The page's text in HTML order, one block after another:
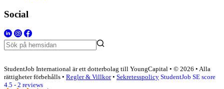
Social
StudentJob International är ett dotterbolag till YoungCapital • © 2026 • Alla
rättigheter förbehålls • Regler & Villkor• Sekretesspolicy StudentJob SE score
4.5 - 2 reviews